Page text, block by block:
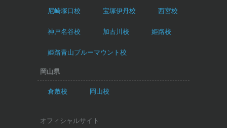
尼崎塚口校 宝塚伊丹校 西宮校
神戸名谷校 加古川校 姫路校
姫路青山ブルーマウント校
岡山県
倉敷校 岡山校
オフィシャルサイト